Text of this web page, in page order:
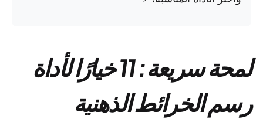
لمحة سريعة: 11 خيارًا لأداة
رسم الخرائط الذهنية